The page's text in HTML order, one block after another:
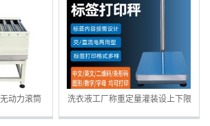
动力滚筒
定制
洗衣液工厂称重定量灌装设上下限
报警控制开关量电子秤